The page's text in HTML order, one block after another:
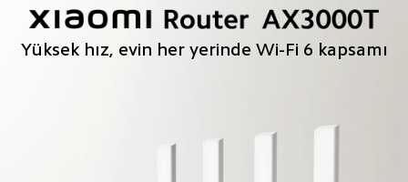
Yüksek hız, evin her yerinde Wi-Fi 6 kapsamı